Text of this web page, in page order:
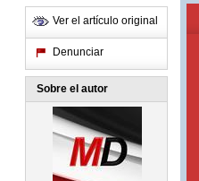
Ver el artículo original
Denunciar
Sobre el autor